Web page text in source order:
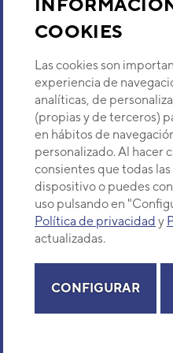
COOKIES
Las cookies son
experiencia de
analíticas, de
(propias y de terceros)
en hábitos de
personalizado. Al hacer
consientes que todas
dispositivo o puedes
uso pulsando en
Política de privacidad y
actualizadas.
CONFIGURAR
Código:
VER
UNIDAD
(ASY24F)
Código:
ASY24FBBN
VER
Código:
Descubre Eurofred
Dónde Estamos
¿Buscas un servicio técnico?
Selecciona provincia